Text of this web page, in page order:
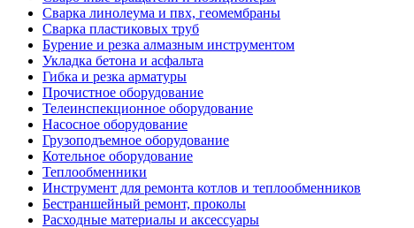
Сварка линолеума и пвх, геомембраны
Сварка пластиковых труб
Бурение и резка алмазным инструментом
Укладка бетона и асфальта
Гибка и резка арматуры
Прочистное оборудование
Телеинспекционное оборудование
Насосное оборудование
Грузоподъемное оборудование
Котельное оборудование
Теплообменники
Инструмент для ремонта котлов и теплообменников
Бестраншейный ремонт, проколы
Расходные материалы и аксессуары